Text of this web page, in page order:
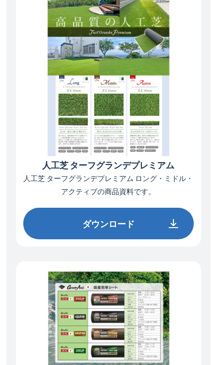
人工芝 ターフグランデプレミアム
人工芝 ターフグランデプレミアム ロング・ミドル・
アクティブの商品資料です。
ダウンロード
ダウンロード